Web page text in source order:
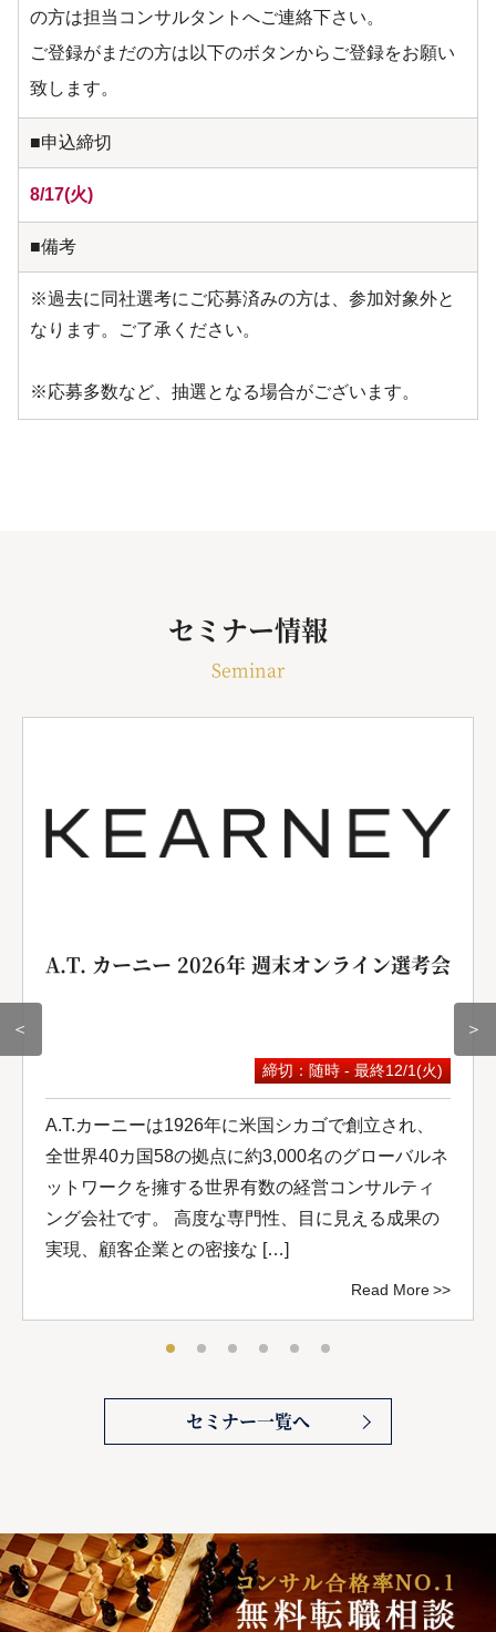
の方は担当コンサルタントへご連絡下さい。
ご登録がまだの方は以下のボタンからご登録をお願い
致します。
■申込締切
8/17(火)
■備考
※過去に同社選考にご応募済みの方は、参加対象外と
なります。ご了承ください。
※応募多数など、抽選となる場合がございます。
セミナー情報
Seminar
＜
A.T. カーニー 2026年 週末オンライン選考会
締切：随時 - 最終12/1(火)
A.T.カーニーは1926年に米国シカゴで創立され、
全世界40カ国58の拠点に約3,000名のグローバルネ
ットワークを擁する世界有数の経営コンサルティ
ング会社です。 高度な専門性、目に見える成果の
実現、顧客企業との密接な […]
Read More
＞
セミナー一覧へ